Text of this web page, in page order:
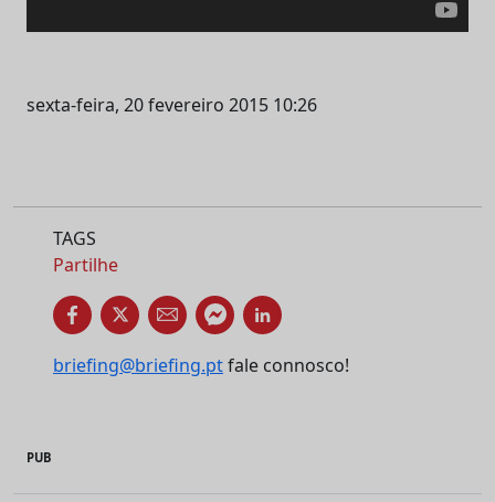
sexta-feira, 20 fevereiro 2015 10:26
TAGS
Partilhe
briefing@briefing.ptfale connosco!
PUB